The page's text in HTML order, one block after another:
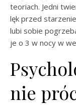
teoriach. Jedni
lęk przed
lubi sobie
je o 3 w nocy w
nie